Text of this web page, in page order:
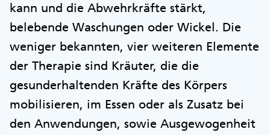
kann und die Abwehrkräfte stärkt,
belebende Waschungen oder Wickel. Die
weniger bekannten, vier weiteren Elemente
der Therapie sind Kräuter, die die
gesunderhaltenden Kräfte des Körpers
mobilisieren, im Essen oder als Zusatz bei
den Anwendungen, sowie Ausgewogenheit